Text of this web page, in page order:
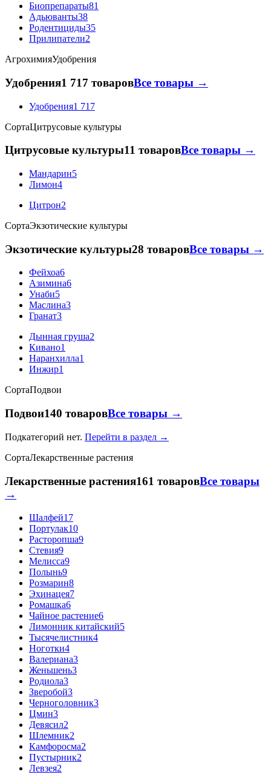
Биопрепараты81
Адьюванты38
Родентициды35
Прилипатели2
АгрохимияУдобрения
Удобрения1 717 товаровВсе товары →
Удобрения1 717
СортаЦитрусовые культуры
Цитрусовые культуры11 товаровВсе товары →
Мандарин5
Лимон4
Цитрон2
СортаЭкзотические культуры
Экзотические культуры28 товаровВсе товары →
Фейхоа6
Азимина6
Унаби5
Маслина3
Гранат3
Дынная груша2
Кивано1
Наранхилла1
Инжир1
СортаПодвои
Подвои140 товаровВсе товары →
Подкатегорий нет. Перейти в раздел →
СортаЛекарственные растения
Лекарственные растения161 товаровВсе товары
→
Шалфей17
Портулак10
Расторопша9
Стевия9
Мелисса9
Полынь9
Розмарин8
Эхинацея7
Ромашка6
Чайное растение6
Лимонник китайский5
Тысячелистник4
Ноготки4
Валериана3
Женьшень3
Родиола3
Зверобой3
Черноголовник3
Цмин3
Девясил2
Шлемник2
Камфоросма2
Пустырник2
Левзея2